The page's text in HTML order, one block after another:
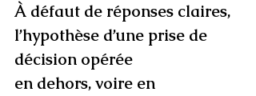
À défaut de réponses claires,
l’hypothèse d’une prise de
décision opérée
en dehors, voire en